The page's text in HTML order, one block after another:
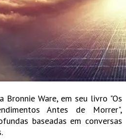
Bronnie Ware, em seu livro "Os
Antes de Morrer",
baseadas em conversas